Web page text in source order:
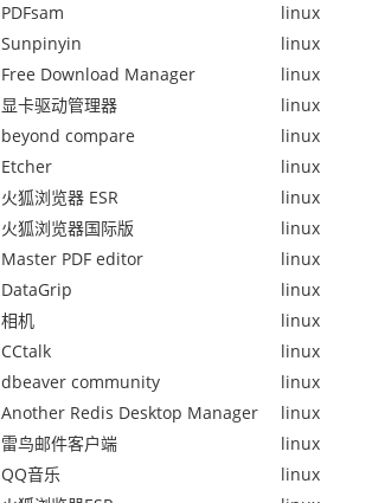
PDFsam
linux
Sunpinyin
linux
Free Download Manager
linux
显卡驱动管理器
linux
beyond compare
linux
Etcher
linux
火狐浏览器 ESR
linux
火狐浏览器国际版
linux
Master PDF editor
linux
DataGrip
linux
相机
linux
CCtalk
linux
dbeaver community
linux
Another Redis Desktop Manager
linux
雷鸟邮件客户端
linux
QQ音乐
linux